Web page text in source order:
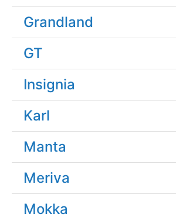
Grandland
GT
Insignia
Karl
Manta
Meriva
Mokka